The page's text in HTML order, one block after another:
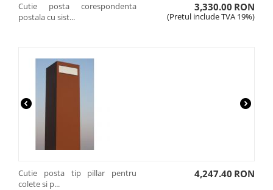
Cutie posta corespondenta
postala cu sist...
3,330.00 RON
(Pretul include TVA 19%)
Cutie posta tip pillar pentru
colete si p...
4,247.40 RON